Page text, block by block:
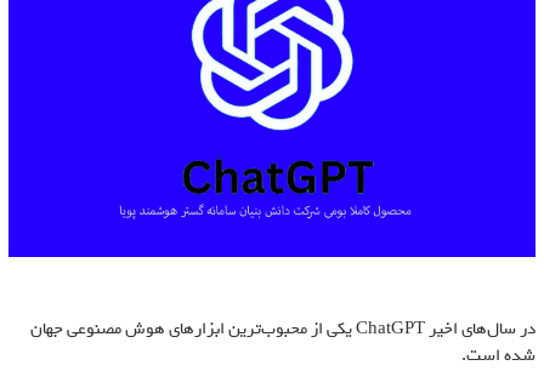
در سال‌های اخیر ChatGPT یکی از محبوب‌ترین ابزارهای هوش مصنوعی جهان
شده است.